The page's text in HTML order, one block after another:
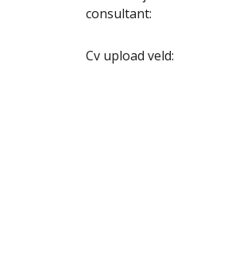
consultant:
Cv upload veld: